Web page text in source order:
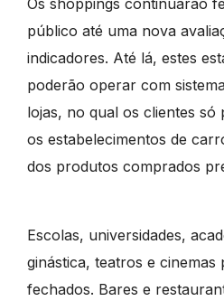
público até uma nova
indicadores. Até lá, estes
poderão operar com
lojas, no qual os clientes só
os estabelecimentos de
dos produtos comprados
Escolas, universidades,
ginástica, teatros e cinemas
fechados. Bares e